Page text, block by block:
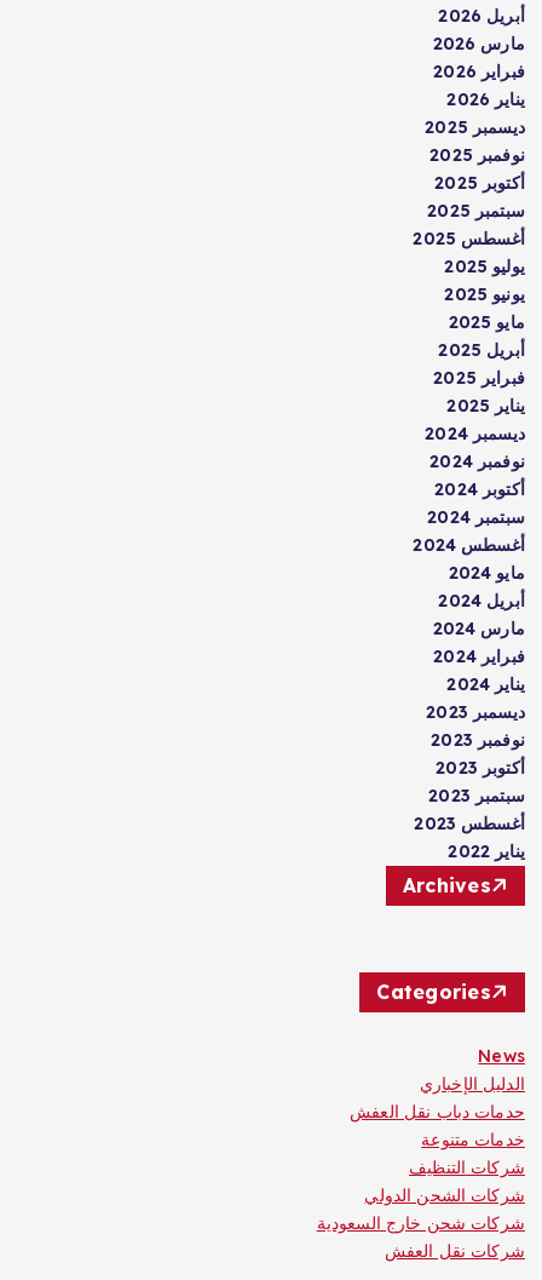
أبريل 2026
مارس 2026
فبراير 2026
يناير 2026
ديسمبر 2025
نوفمبر 2025
أكتوبر 2025
سبتمبر 2025
أغسطس 2025
يوليو 2025
يونيو 2025
مايو 2025
أبريل 2025
فبراير 2025
يناير 2025
ديسمبر 2024
نوفمبر 2024
أكتوبر 2024
سبتمبر 2024
أغسطس 2024
مايو 2024
أبريل 2024
مارس 2024
فبراير 2024
يناير 2024
ديسمبر 2023
نوفمبر 2023
أكتوبر 2023
سبتمبر 2023
أغسطس 2023
يناير 2022
Archives
Categories
News
الدليل الإخباري
حدمات دباب نقل العفش
خدمات متنوعة
شركات التنظيف
شركات الشحن الدولي
شركات شحن خارج السعودية
شركات نقل العفش